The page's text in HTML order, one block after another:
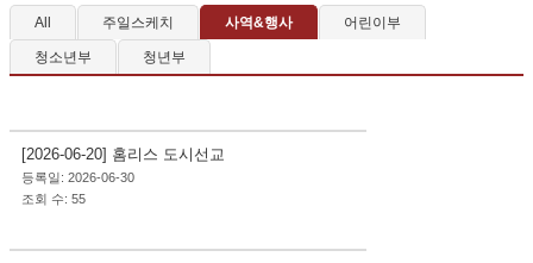
All 주일스케치 사역&행사 어린이부
청소년부 청년부
[2026-06-20] 홈리스 도시선교
등록일: 2026-06-30
조회 수: 55